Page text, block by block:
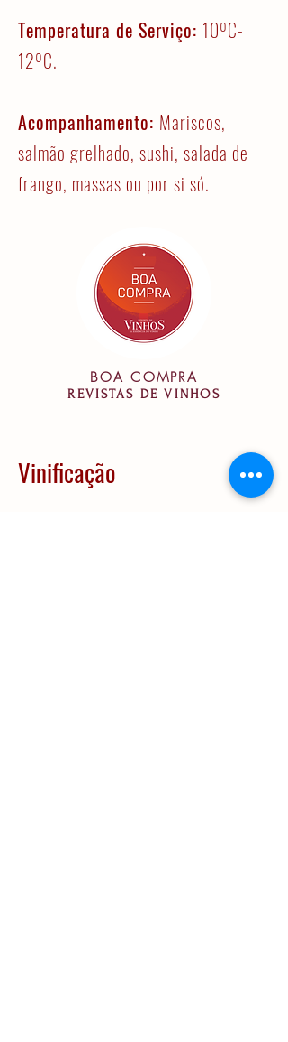
Temperatura de Serviço: 10ºC-
12ºC.
Acompanhamento: Mariscos,
salmão grelhado, sushi, salada de
frango, massas ou por si só.
BOA COMPRA
REVISTAS DE VINHOS
Vinificação